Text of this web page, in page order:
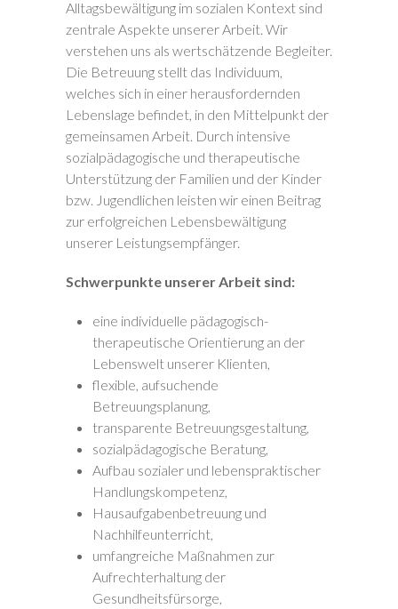
Alltagsbewältigung im sozialen Kontext sind
zentrale Aspekte unserer Arbeit. Wir
verstehen uns als wertschätzende Begleiter.
Die Betreuung stellt das Individuum,
welches sich in einer herausfordernden
Lebenslage befindet, in den Mittelpunkt der
gemeinsamen Arbeit. Durch intensive
sozialpädagogische und therapeutische
Unterstützung der Familien und der Kinder
bzw. Jugendlichen leisten wir einen Beitrag
zur erfolgreichen Lebensbewältigung
unserer Leistungsempfänger.
Schwerpunkte unserer Arbeit sind:
eine individuelle pädagogisch-
therapeutische Orientierung an der
Lebenswelt unserer Klienten,
flexible, aufsuchende
Betreuungsplanung,
transparente Betreuungsgestaltung,
sozialpädagogische Beratung,
Aufbau sozialer und lebenspraktischer
Handlungskompetenz,
Hausaufgabenbetreuung und
Nachhilfeunterricht,
umfangreiche Maßnahmen zur
Aufrechterhaltung der
Gesundheitsfürsorge,